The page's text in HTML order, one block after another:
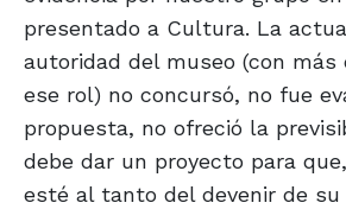
presentado a Cultura. La
autoridad del museo (con más
ese rol) no concursó, no fue
propuesta, no ofreció la
debe dar un proyecto para
esté al tanto del devenir de su